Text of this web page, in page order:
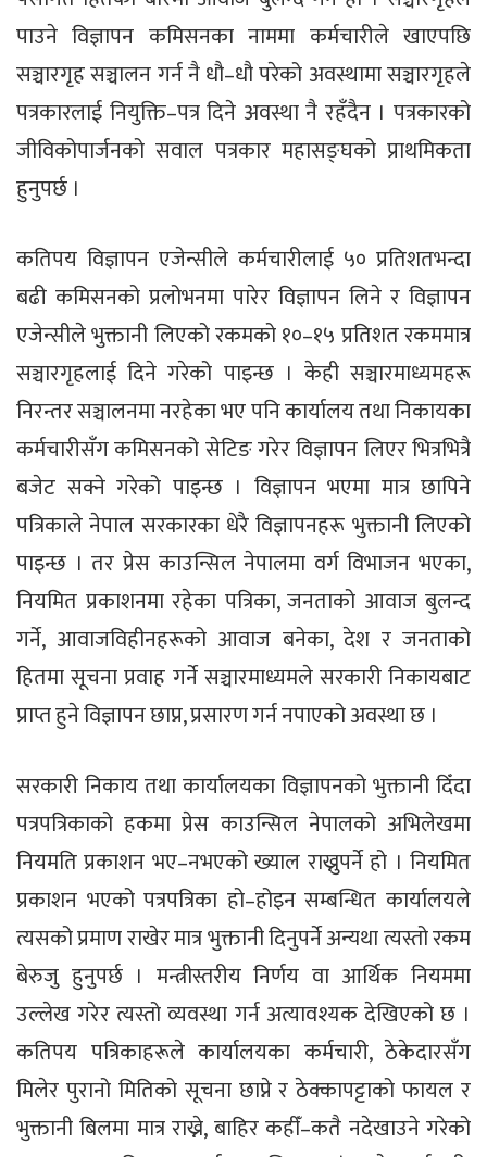
पाउने विज्ञापन कमिसनका नाममा कर्मचारीले खाएपछि
सञ्चारगृह सञ्चालन गर्न नै धौ–धौ परेको अवस्थामा सञ्चारगृहले
पत्रकारलाई नियुक्ति–पत्र दिने अवस्था नै रहँदैन । पत्रकारको
जीविकोपार्जनको सवाल पत्रकार महासङ्घको प्राथमिकता
हुनुपर्छ ।
कतिपय विज्ञापन एजेन्सीले कर्मचारीलाई ५० प्रतिशतभन्दा
बढी कमिसनको प्रलोभनमा पारेर विज्ञापन लिने र विज्ञापन
एजेन्सीले भुक्तानी लिएको रकमको १०–१५ प्रतिशत रकममात्र
सञ्चारगृहलाई दिने गरेको पाइन्छ । केही सञ्चारमाध्यमहरू
निरन्तर सञ्चालनमा नरहेका भए पनि कार्यालय तथा निकायका
कर्मचारीसँग कमिसनको सेटिङ गरेर विज्ञापन लिएर भित्रभित्रै
बजेट सक्ने गरेको पाइन्छ । विज्ञापन भएमा मात्र छापिने
पत्रिकाले नेपाल सरकारका धेरै विज्ञापनहरू भुक्तानी लिएको
पाइन्छ । तर प्रेस काउन्सिल नेपालमा वर्ग विभाजन भएका,
नियमित प्रकाशनमा रहेका पत्रिका, जनताको आवाज बुलन्द
गर्ने, आवाजविहीनहरूको आवाज बनेका, देश र जनताको
हितमा सूचना प्रवाह गर्ने सञ्चारमाध्यमले सरकारी निकायबाट
प्राप्त हुने विज्ञापन छाप्न, प्रसारण गर्न नपाएको अवस्था छ ।
सरकारी निकाय तथा कार्यालयका विज्ञापनको भुक्तानी दिँदा
पत्रपत्रिकाको हकमा प्रेस काउन्सिल नेपालको अभिलेखमा
नियमति प्रकाशन भए–नभएको ख्याल राख्नुपर्ने हो । नियमित
प्रकाशन भएको पत्रपत्रिका हो–होइन सम्बन्धित कार्यालयले
त्यसको प्रमाण राखेर मात्र भुक्तानी दिनुपर्ने अन्यथा त्यस्तो रकम
बेरुजु हुनुपर्छ । मन्त्रीस्तरीय निर्णय वा आर्थिक नियममा
उल्लेख गरेर त्यस्तो व्यवस्था गर्न अत्यावश्यक देखिएको छ ।
कतिपय पत्रिकाहरूले कार्यालयका कर्मचारी, ठेकेदारसँग
मिलेर पुरानो मितिको सूचना छाप्ने र ठेक्कापट्टाको फायल र
भुक्तानी बिलमा मात्र राख्ने, बाहिर कहीँ–कतै नदेखाउने गरेको